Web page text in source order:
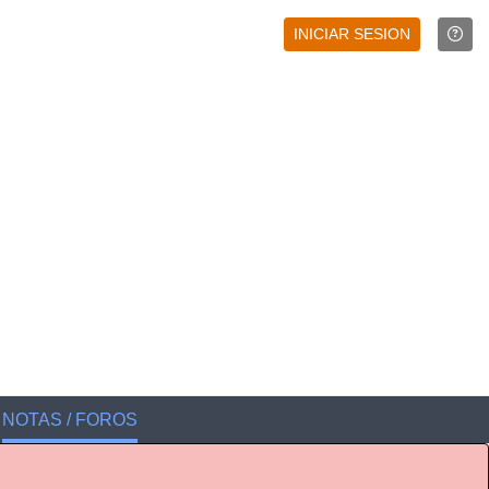
INICIAR SESION
NOTAS / FOROS